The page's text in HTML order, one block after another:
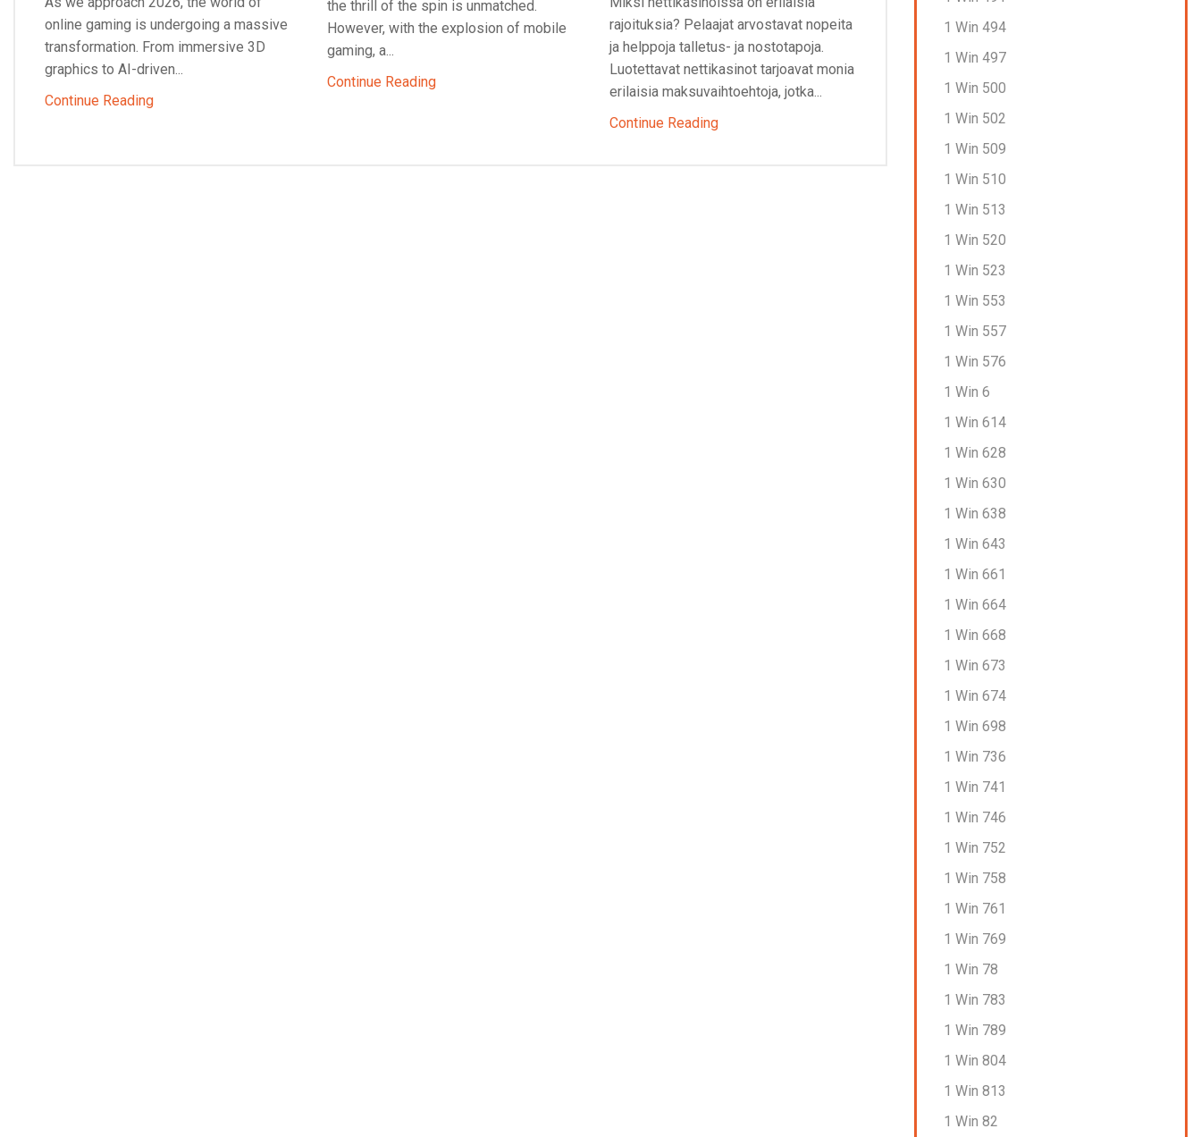
online gaming is undergoing a massive
transformation. From immersive 3D
graphics to AI-driven...
Continue Reading
the thrill of the spin is unmatched.
However, with the explosion of mobile
gaming, a...
Continue Reading
rajoituksia? Pelaajat arvostavat nopeita
ja helppoja talletus- ja nostotapoja.
Luotettavat nettikasinot tarjoavat monia
erilaisia maksuvaihtoehtoja, jotka...
Continue Reading
toimivat? Pelien monimuotoisuus on
avainasemassa pelaajien
tyytyväisyydessä. Nettikasinot, jotka
pelivalmistajilta, pystyvät...
Continue Reading
1 Win 494
1 Win 497
1 Win 500
1 Win 502
1 Win 509
1 Win 510
1 Win 513
1 Win 520
1 Win 523
1 Win 553
1 Win 557
1 Win 576
1 Win 6
1 Win 614
1 Win 628
1 Win 630
1 Win 638
1 Win 643
1 Win 661
1 Win 664
1 Win 668
1 Win 673
1 Win 674
1 Win 698
1 Win 736
1 Win 741
1 Win 746
1 Win 752
1 Win 758
1 Win 761
1 Win 769
1 Win 78
1 Win 783
1 Win 789
1 Win 804
1 Win 813
1 Win 82